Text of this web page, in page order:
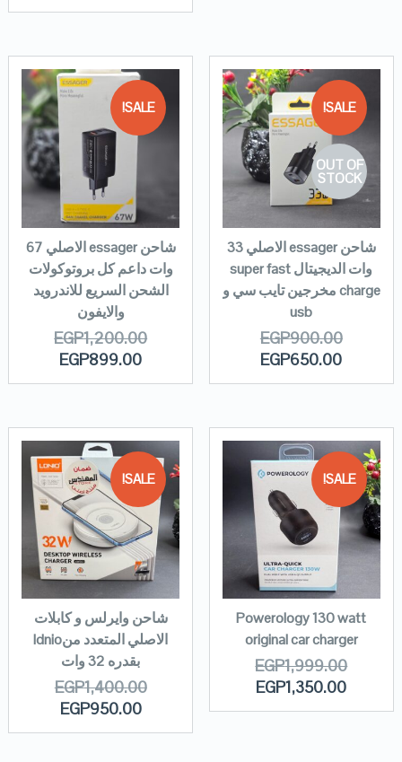
SALE!
OUT OF
STOCK
شاحن essager الاصلي 33
وات الديجيتال super fast
charge مخرجين تايب سي و
usb
EGP900.00
EGP650.00
SALE!
شاحن essager الاصلي 67
وات داعم كل بروتوكولات
الشحن السريع للاندرويد
والايفون
EGP1,200.00
EGP899.00
SALE!
Powerology 130 watt
original car charger
EGP1,999.00
EGP1,350.00
SALE!
شاحن وايرلس و كابلات
الاصلي المتعدد منldnio
بقدره 32 وات
EGP1,400.00
EGP950.00